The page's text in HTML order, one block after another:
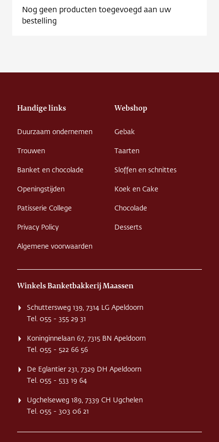
Nog geen producten toegevoegd aan uw
bestelling
Handige links
Duurzaam ondernemen
Trouwen
Banket en chocolade
Openingstijden
Patisserie College
Privacy Policy
Algemene voorwaarden
Webshop
Gebak
Taarten
Sloffen en schnittes
Koek en Cake
Chocolade
Desserts
Winkels Banketbakkerij Maassen
Schuttersweg 139, 7314 LG Apeldoorn
Tel. 055 - 355 29 31
Koninginnelaan 67, 7315 BN Apeldoorn
Tel. 055 - 522 66 56
De Eglantier 231, 7329 DH Apeldoorn
Tel. 055 - 533 19 64
Ugchelseweg 189, 7339 CH Ugchelen
Tel. 055 - 303 06 21